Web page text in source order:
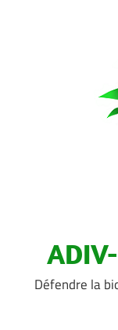
Défendre la